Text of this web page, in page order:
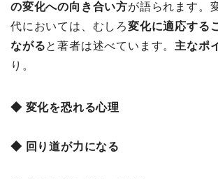
の変化への向き合い方が語られます。
代においては、むしろ変化に適応する
ながると著者は述べています。 主なポ
り。
◆ 変化を恐れる心理
◆ 回り道が力になる